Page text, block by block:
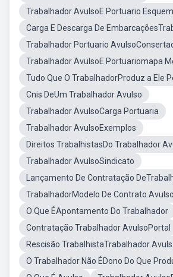
Trabalhador AvulsoE Portuario
Carga E Descarga De
Trabalhador Portuario
Trabalhador AvulsoE Portuariomapa
Tudo Que O TrabalhadorProduz a Ele
Cnis DeUm Trabalhador Avulso
Trabalhador AvulsoCarga Portuaria
Trabalhador AvulsoExemplos
Direitos TrabalhistasDo Trabalhador
Trabalhador AvulsoSindicato
Lançamento De Contratação
TrabalhadorModelo De Contrato
O Que ÉApontamento Do Trabalhador
Contratação Trabalhador AvulsoPortal
Rescisão TrabalhistaTrabalhador
O Trabalhador Não ÉDono Do Que